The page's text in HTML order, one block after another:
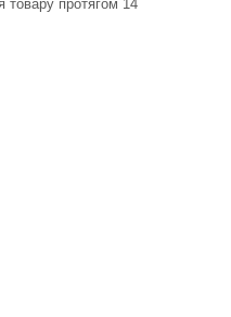
товару протягом 14